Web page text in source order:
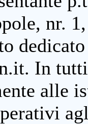
nr.
In
alle